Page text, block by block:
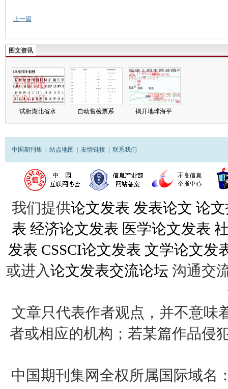
上一篇
图文资讯
试析湖北省水 自动售检票系 揭开地球海平
中国期刊集 站点地图 友情链接 联系我们
我们提供论文发表 发表论文 论
表 经济论文发表 医学论文发表
发表 CSSCI论文发表 文学论文发
或进入论文发表交流论坛 沟通交
文章只代表作者观点，并不意味
者或相应的机构；若某篇作品侵
中国期刊集网全权所属国际域名